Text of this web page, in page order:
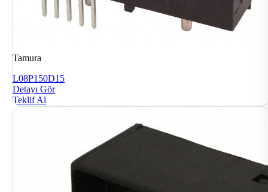
Tamura
L08P150D15
Detayı Gör
Teklif Al